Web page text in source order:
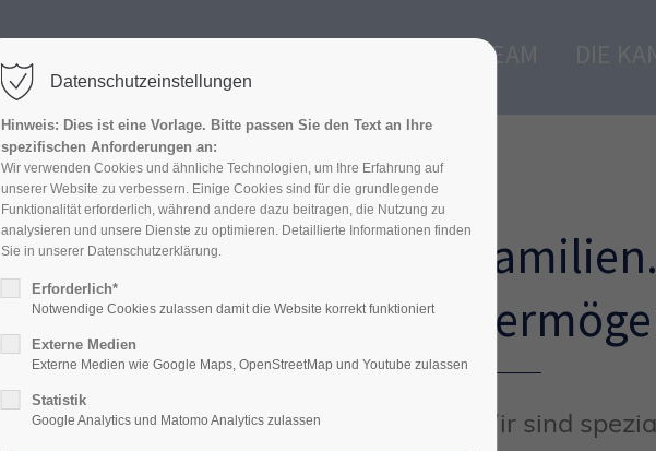
TEAM
Familien.
Wir sind
Datenschutzeinstellungen
Hinweis: Dies ist eine Vorlage. Bitte passen Sie den Text an Ihre
spezifischen Anforderungen an:
Wir verwenden Cookies und ähnliche Technologien, um Ihre Erfahrung auf
unserer Website zu verbessern. Einige Cookies sind für die grundlegende
Funktionalität erforderlich, während andere dazu beitragen, die Nutzung zu
analysieren und unsere Dienste zu optimieren. Detaillierte Informationen finden
Sie in unserer Datenschutzerklärung.
Erforderlich*
Notwendige Cookies zulassen damit die Website korrekt funktioniert
Externe Medien
Externe Medien wie Google Maps, OpenStreetMap und Youtube zulassen
Statistik
Google Analytics und Matomo Analytics zulassen